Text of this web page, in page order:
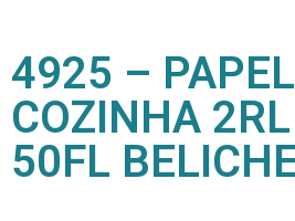
4925 –
COZINHA
50FL